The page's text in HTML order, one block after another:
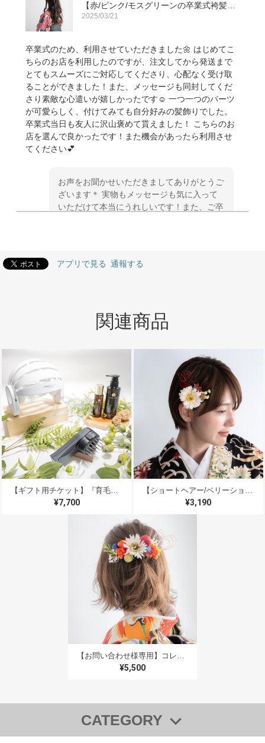
【赤/ピンク/モスグリーンの卒業式袴髪飾り】ハーフアップC ヘッドドレス＆水引き赤/ミディアム・セミロングヘアーに人気の髪型/成人式前撮り振袖/和装結婚式白無垢/色打掛/卒園式の先生/ハーフ成人式の小学生＊
2025/03/21
卒業式のため、利用させていただきました🌼 はじめてこ
ちらのお店を利用したのですが、注文してから発送まで
とてもスムーズにご対応してくださり、心配なく受け取
ることができました！また、メッセージも同封してくだ
さり素敵な心遣いが嬉しかったです☺️ 一つ一つのパーツ
が可愛らしく、付けてみても自分好みの髪飾りでした。
卒業式当日も友人に沢山褒めて貰えました！ こちらのお
店を選んで良かったです！また機会があったら利用させ
てください💕
お声をお聞かせいただきましてありがとうご
ざいます＊ 実物もメッセージも気に入って
いただけて本当にうれしいです！また、ご卒
たの機会がありましたら、どうぞよろしくお
2024/08/21
手書きの温かいメッセージをいただき、とても嬉しかっ
たです。届いた商品は、画像で見たものよりもさらに輝
いており、大変満足しています。
お声をお聞かせいただきましてありがとうご
ざいます！レビューに気づかず、ご返信が遅
くなり大変申し訳ありません！ 実物も気に
入っていただけたみたいで、本当に嬉しいで
す＊素敵な晴れの日を過ごされていますよう
に！ ありがとうございました＊
2023/12/08
無事に届きました。 一目惚れした通りかわいくて😍 うに
ゃ〜ん❤️っとなってしまいます こちらの要望にも丁寧か
つ迅速に対応して頂きまして、ありがとうございました
スタッフ様のメッセージの心遣いとても嬉しかったです
娘が嫁ぐ一抹の淋しさはありますが 晴れ姿を見るのも楽
しみです😌 後の使い道を思案しておりましたので、イン
テリアとして新居に飾る事を提案しました。 きっと彩り
アプリで見る 通報する
関連商品
¥7,700 ¥3,190
¥5,500
CATEGORY
◆【全商品一覧】